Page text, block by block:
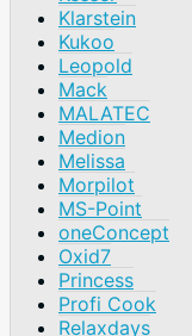
Klarstein
Kukoo
Leopold
Mack
MALATEC
Medion
Melissa
Morpilot
MS-Point
oneConcept
Oxid7
Princess
Profi Cook
Relaxdays